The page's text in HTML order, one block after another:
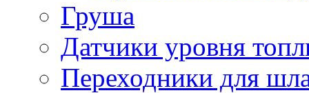
Груша
Датчики уровня
Переходники для